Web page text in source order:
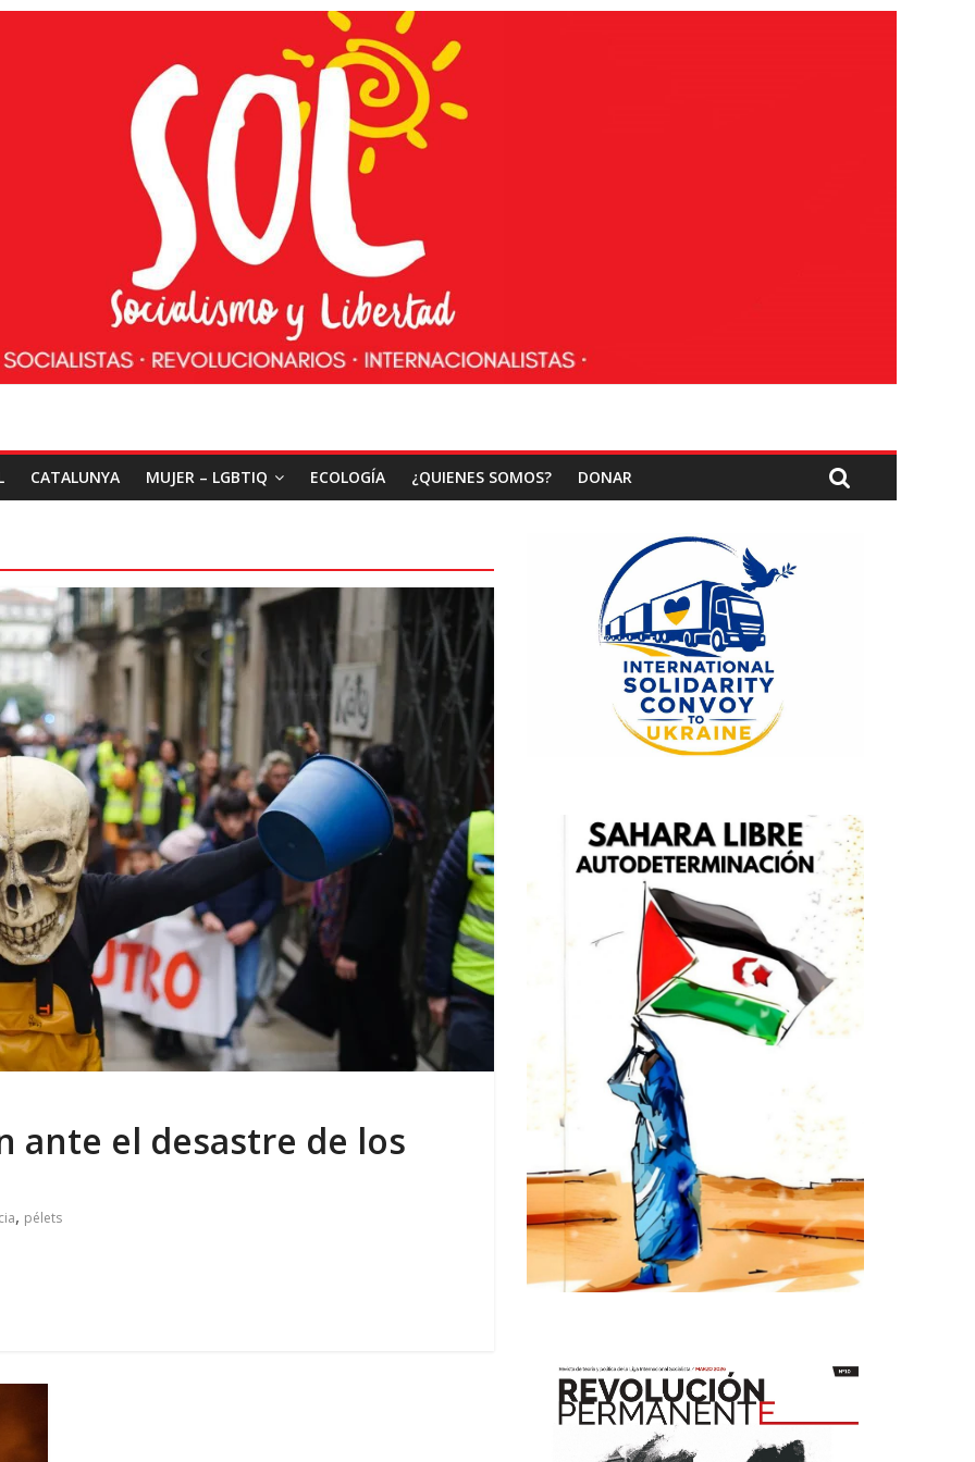
CATALUNYA MUJER – LGBTIQ ECOLOGÍA ¿QUIENES SOMOS? DONAR
ante el desastre de los
, pélets